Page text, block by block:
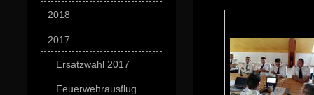
2018
2017
Ersatzwahl 2017
Feuerwehrausflug